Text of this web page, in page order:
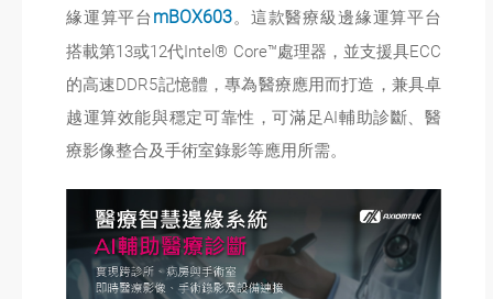
緣運算平台mBOX603。這款醫療級邊緣運算平台
搭載第13或12代Intel® Core™處理器，並支援具ECC
的高速DDR5記憶體，專為醫療應用而打造，兼具卓
越運算效能與穩定可靠性，可滿足AI輔助診斷、醫
療影像整合及手術室錄影等應用所需。